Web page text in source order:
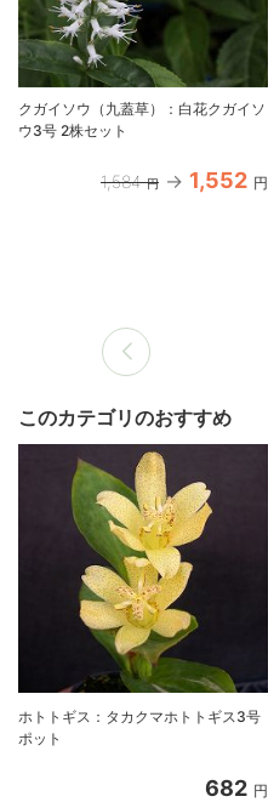
クガイソウ（九蓋草）：白花クガイソ
ウ3号 2株セット
1,584 円 1,552 円
このカテゴリのおすすめ
ホトトギス：タカクマホトトギス3号
ポット
682 円